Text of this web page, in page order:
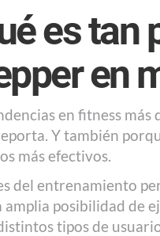
es tan
en
en fitness
Y también
más efectivos.
del entrenamiento
amplia posibilidad de
tipos de